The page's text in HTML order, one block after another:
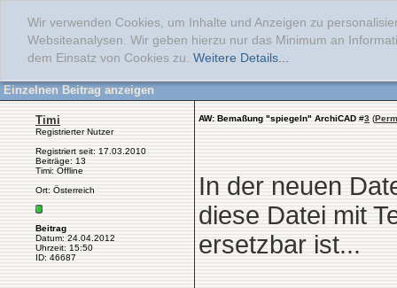
Wir verwenden Cookies, um Inhalte und Anzeigen zu
Websiteanalysen. Wir geben hierzu nur das Minimum an
dem Einsatz von Cookies zu. Weitere Details...
Einzelnen Beitrag anzeigen
Timi
Registrierter Nutzer
Registriert seit: 17.03.2010
Beiträge: 13
Timi: Offline
Ort: Österreich
Beitrag
Datum: 24.04.2012
Uhrzeit: 15:50
ID: 46687
AW: Bemaßung "spiegeln" ArchiCAD #3 (
In der neuen
diese Datei mit
ersetzbar ist...